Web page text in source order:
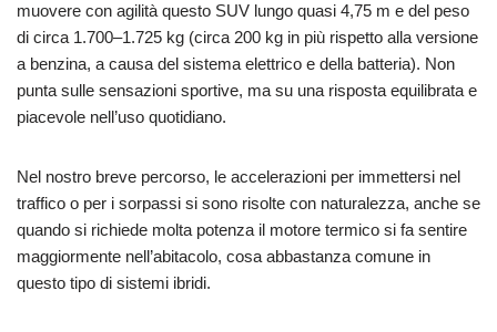
muovere con agilità questo SUV lungo quasi 4,75 m e del peso
di circa 1.700–1.725 kg (circa 200 kg in più rispetto alla versione
a benzina, a causa del sistema elettrico e della batteria). Non
punta sulle sensazioni sportive, ma su una risposta equilibrata e
piacevole nell’uso quotidiano.
Nel nostro breve percorso, le accelerazioni per immettersi nel
traffico o per i sorpassi si sono risolte con naturalezza, anche se
quando si richiede molta potenza il motore termico si fa sentire
maggiormente nell’abitacolo, cosa abbastanza comune in
questo tipo di sistemi ibridi.